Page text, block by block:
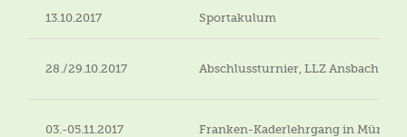
13.10.2017 Sportakulum
28./29.10.2017 Abschlussturnier, LLZ Ansbach
03.-05.11.2017 Franken-Kaderlehrgang in